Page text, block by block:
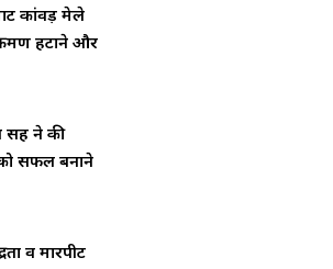
कांवड़ मेले
हटाने और
सिंह ने की
को सफल बनाने
व मारपीट